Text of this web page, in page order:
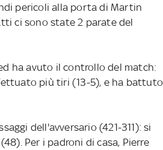
pericoli alla porta di Martin
ci sono state 2 parate del
ha avuto il controllo del match:
più tiri (13-5), e ha battuto
dell'avversario (421-311): si
Per i padroni di casa, Pierre